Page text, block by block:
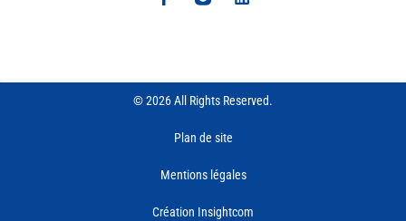
© 2026 All Rights Reserved.
Plan de site
Mentions légales
Création Insightcom